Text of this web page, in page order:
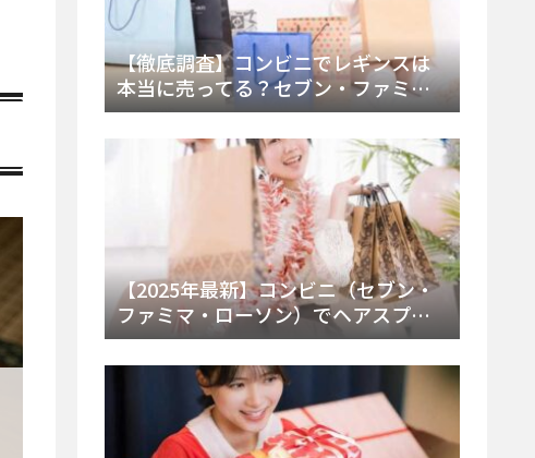
【徹底調査】コンビニでレギンスは
本当に売ってる？セブン・ファミ
マ・ローソンの取扱店舗とメーカ
ー・内容物を詳しく調べてみた！
【2025年最新】コンビニ（セブン・
ファミマ・ローソン）でヘアスプレ
ーは売ってる？販売場所と買える種
類・値段を徹底調査！